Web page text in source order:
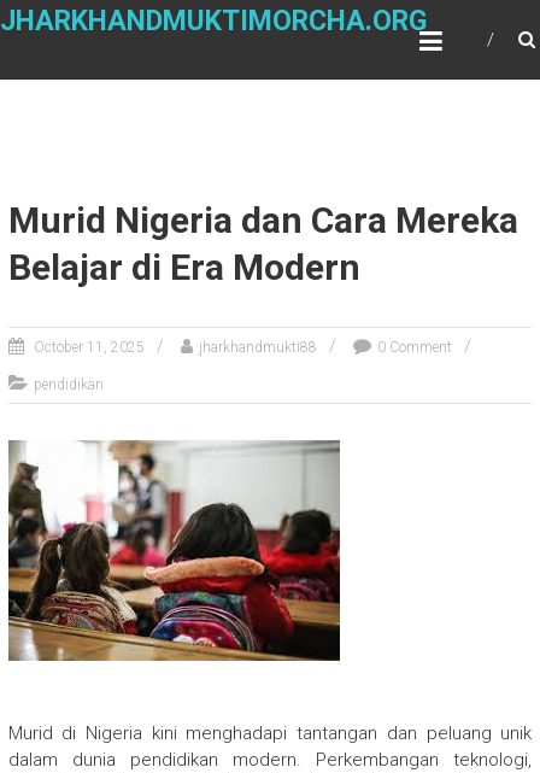
Skip
JHARKHANDMUKTIMORCHA.ORG
Murid Nigeria dan Cara Mereka
Belajar di Era Modern
October 11, 2025 jharkhandmukti88 0 Comment
pendidikan
Murid di Nigeria kini menghadapi tantangan dan peluang unik
dalam dunia pendidikan modern. Perkembangan teknologi,